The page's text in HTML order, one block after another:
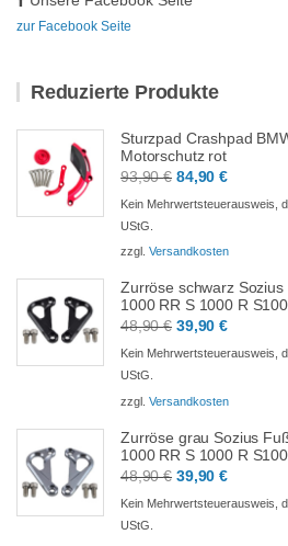
zur Facebook Seite
Reduzierte Produkte
Sturzpad Crashpad
Motorschutz rot
93,90€ Ursprünglicher
Preis
93,90 €
84,90€Aktueller
Preis
84,90 €.
Kein Mehrwertsteuerausweis,
UStG.
zzgl. Versandkosten
Zurröse schwarz
1000 RR S 1000 R
48,90€ Ursprünglicher
Preis
48,90 €
39,90€Aktueller
Preis
39,90 €.
Kein Mehrwertsteuerausweis,
UStG.
zzgl. Versandkosten
Zurröse grau Sozius
1000 RR S 1000 R
48,90€ Ursprünglicher
Preis
39,90€Aktueller
Preis
Kein Mehrwertsteuerausweis,
UStG.